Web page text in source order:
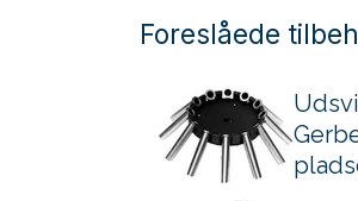
Foreslåede